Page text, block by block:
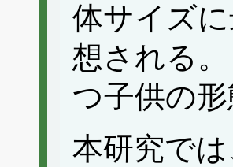
体サイズ
想される
つ子供の
本研究で